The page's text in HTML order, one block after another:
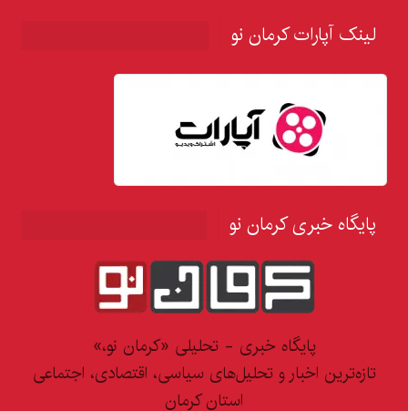
لینک آپارات کرمان نو
پایگاه خبری کرمان نو
پایگاه خبری - تحلیلی «کرمان نو،»
تازه‌ترین اخبار و تحلیل‌های سیاسی، اقتصادی، اجتماعی
استان کرمان